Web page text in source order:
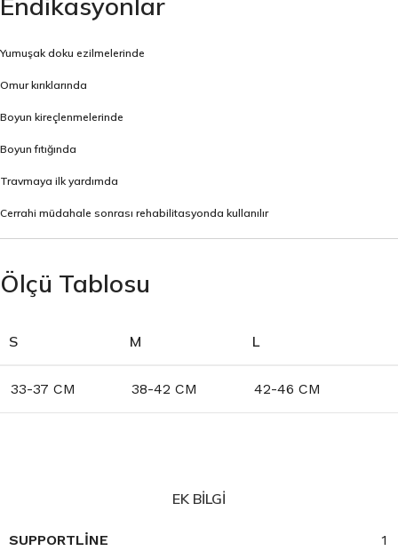
Yumuşak doku ezilmelerinde
Omur kırıklarında
Boyun kireçlenmelerinde
Boyun fıtığında
Travmaya ilk yardımda
Cerrahi müdahale sonrası rehabilitasyonda kullanılır
Ölçü Tablosu
S M L
33-37 CM 38-42 CM 42-46 CM
EK BILGI
SUPPORTLINE 1